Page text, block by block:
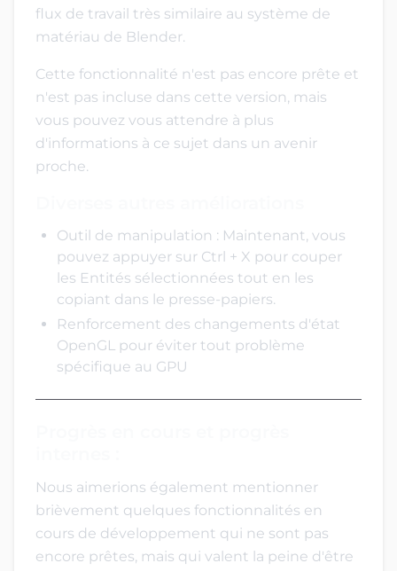
flux de travail très similaire au système de
matériau de Blender.
Cette fonctionnalité n'est pas encore prête et
n'est pas incluse dans cette version, mais
vous pouvez vous attendre à plus
d'informations à ce sujet dans un avenir
proche.
Outil de manipulation : Maintenant, vous
pouvez appuyer sur Ctrl + X pour couper
les Entités sélectionnées tout en les
copiant dans le presse-papiers.
Renforcement des changements d'état
OpenGL pour éviter tout problème
spécifique au GPU
Nous aimerions également mentionner
brièvement quelques fonctionnalités en
cours de développement qui ne sont pas
encore prêtes, mais qui valent la peine d'être